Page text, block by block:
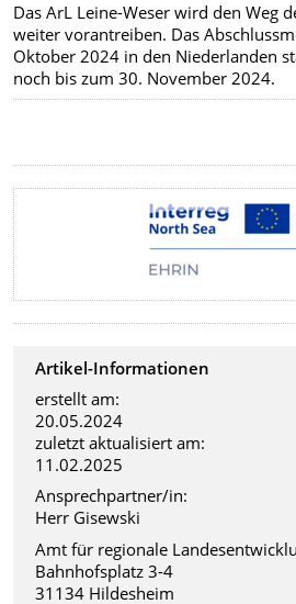
Das ArL Leine-Weser wird den Weg
weiter vorantreiben. Das
Oktober 2024 in den Niederlanden
noch bis zum 30. November 2024.
Artikel-Informationen
erstellt am:
20.05.2024
zuletzt aktualisiert am:
11.02.2025
Ansprechpartner/in:
Herr Gisewski
Amt für regionale
Bahnhofsplatz 3-4
31134 Hildesheim